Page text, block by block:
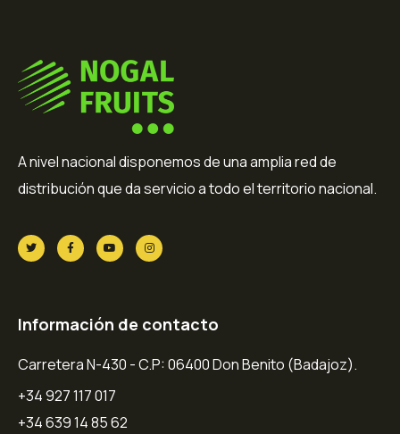
A nivel nacional disponemos de una amplia red de
distribución que da servicio a todo el territorio nacional.
Información de contacto
Carretera N-430 - C.P: 06400 Don Benito (Badajoz).
+34 927 117 017
+34 639 14 85 62